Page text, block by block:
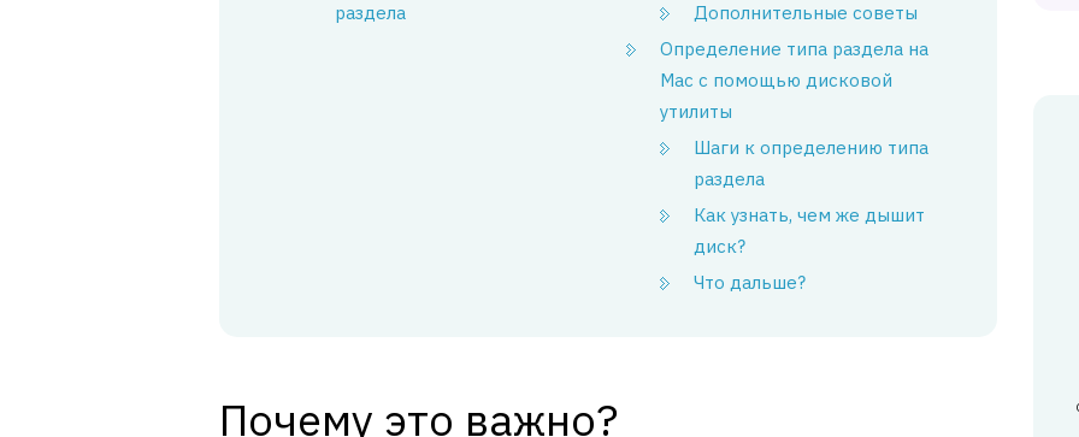
раздела
Дополнительные советы
Определение типа раздела на
Mac с помощью дисковой
утилиты
Шаги к определению типа
раздела
Как узнать, чем же дышит
диск?
Что дальше?
Почему это важно?